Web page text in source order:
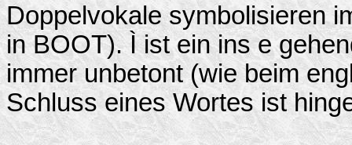
Doppelvokale symbolisieren
in BOOT). Ì ist ein ins e
immer unbetont (wie beim
Schluss eines Wortes ist